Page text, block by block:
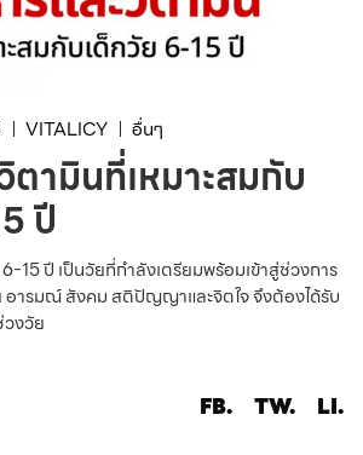
VITALICY อื่นๆ
ตามินที่เหมาะสมกับ
ปี
15 ปี เป็นวัยที่กำลังเตรียมพร้อมเข้าสู่ช่วงการ
อารมณ์ สังคม สติปัญญาและจิตใจ จึงต้องได้รับ
งวัย
FB. TW. LI.